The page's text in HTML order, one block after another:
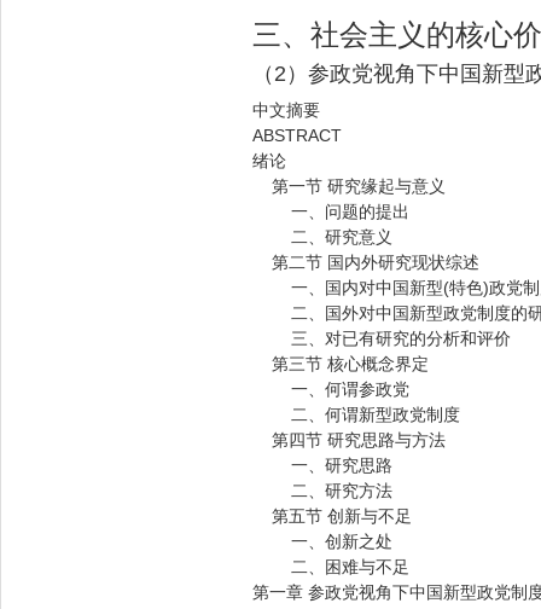
三、社会主义的核心
（2）参政党视角下中国新
中文摘要
ABSTRACT
绪论
第一节 研究缘起与意义
一、问题的提出
二、研究意义
第二节 国内外研究现状综述
一、国内对中国新型(特色)政党制
二、国外对中国新型政党制度的
三、对已有研究的分析和评价
第三节 核心概念界定
一、何谓参政党
二、何谓新型政党制度
第四节 研究思路与方法
一、研究思路
二、研究方法
第五节 创新与不足
一、创新之处
二、困难与不足
第一章 参政党视角下中国新型政党制